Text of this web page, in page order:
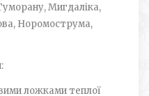
Мигдаліка,
Норомострума,
ложками теплої